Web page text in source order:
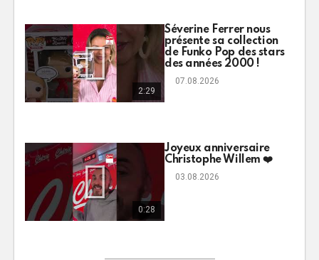
2:29
Séverine Ferrer nous
présente sa collection
de Funko Pop des stars
des années 2000 !
07.08.2026
0:28
Joyeux anniversaire
Christophe Willem ❤️
03.08.2026